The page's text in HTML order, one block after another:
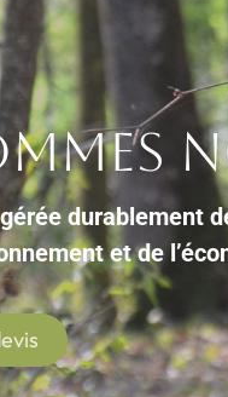
durablement
et de